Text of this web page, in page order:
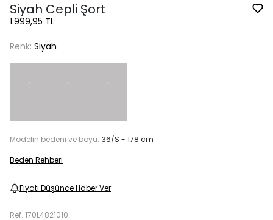
Siyah Cepli Şort
1.999,95 TL
Renk: Siyah
Modelin bedeni ve boyu: 36/S - 178 cm
Beden Rehberi
Fiyatı Düşünce Haber Ver
Ref. 170L4821010